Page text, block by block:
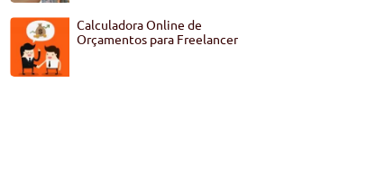
Calculadora Online de
Orçamentos para Freelancer